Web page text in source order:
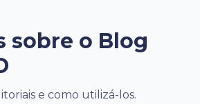
sobre o Blog
e como utilizá-los.